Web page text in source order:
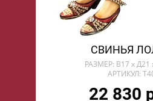
СВИНЬЯ
РАЗМЕР: В17 х
АРТИКУЛ:
22 830